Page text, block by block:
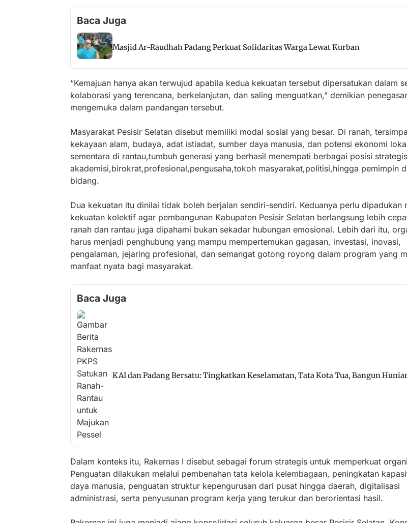
Baca Juga
Masjid Ar-Raudhah Padang Perkuat Solidaritas Warga Lewat Kurban
“Kemajuan hanya akan terwujud apabila kedua kekuatan tersebut dipersatukan dalam
kolaborasi yang terencana, berkelanjutan, dan saling menguatkan,” demikian
mengemuka dalam pandangan tersebut.
Masyarakat Pesisir Selatan disebut memiliki modal sosial yang besar. Di ranah,
kekayaan alam, budaya, adat istiadat, sumber daya manusia, dan potensi ekonomi
sementara di rantau,tumbuh generasi yang berhasil menempati berbagai posisi
akademisi,birokrat,profesional,pengusaha,tokoh masyarakat,politisi,hingga pemimpin
bidang.
Dua kekuatan itu dinilai tidak boleh berjalan sendiri-sendiri. Keduanya perlu dipadukan
kekuatan kolektif agar pembangunan Kabupaten Pesisir Selatan berlangsung lebih
ranah dan rantau juga dipahami bukan sekadar hubungan emosional. Lebih dari itu,
harus menjadi penghubung yang mampu mempertemukan gagasan, investasi, inovasi,
pengalaman, jejaring profesional, dan semangat gotong royong dalam program yang
manfaat nyata bagi masyarakat.
Baca Juga
KAI dan Padang Bersatu: Tingkatkan Keselamatan, Tata Kota Tua, Bangun
Dalam konteks itu, Rakernas I disebut sebagai forum strategis untuk memperkuat
Penguatan dilakukan melalui pembenahan tata kelola kelembagaan, peningkatan
daya manusia, penguatan struktur kepengurusan dari pusat hingga daerah, digitalisasi
administrasi, serta penyusunan program kerja yang terukur dan berorientasi hasil.